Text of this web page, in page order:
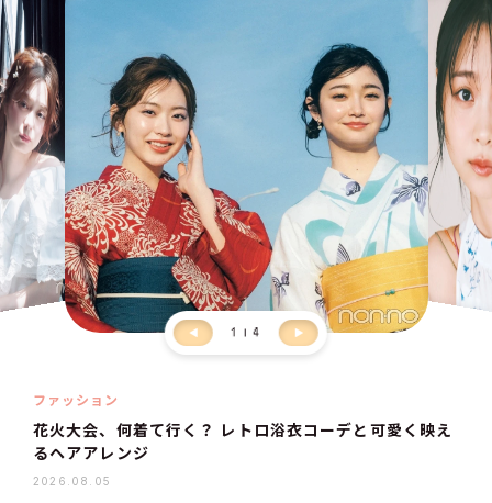
1 4
ファッション
花火大会、何着て行く？ レトロ浴衣コーデと可愛く映え
るヘアアレンジ
2026.08.05